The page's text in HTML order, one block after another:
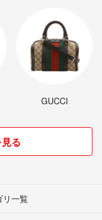
GUCCI
る
リ一覧